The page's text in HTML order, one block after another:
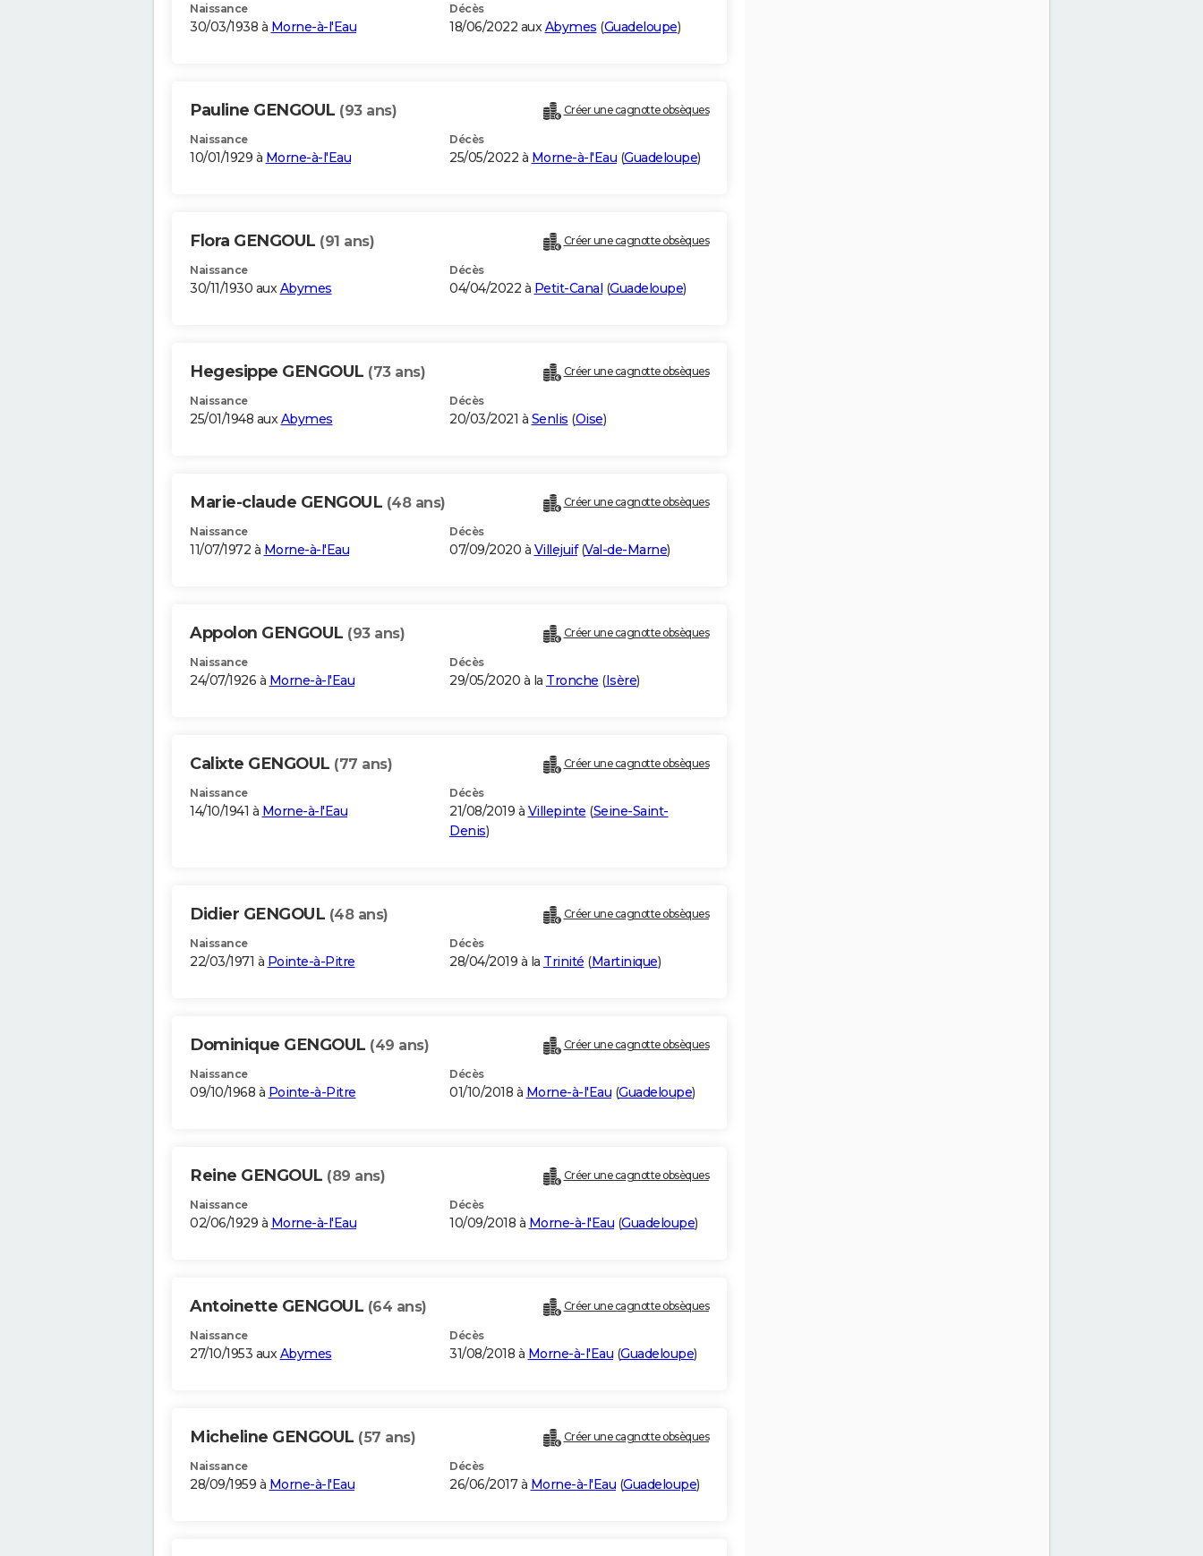
Naissance
30/03/1938 à Morne-à-l'Eau
Décès
18/06/2022 auxAbymes (Guadeloupe)
Pauline GENGOUL (93 ans) Créer une cagnotte obsèques
Naissance
10/01/1929 à Morne-à-l'Eau
Décès
25/05/2022 à Morne-à-l'Eau (Guadeloupe)
Flora GENGOUL (91 ans) Créer une cagnotte obsèques
Naissance
30/11/1930 auxAbymes
Décès
04/04/2022 à Petit-Canal (Guadeloupe)
Hegesippe GENGOUL (73 ans) Créer une cagnotte obsèques
Naissance
25/01/1948 auxAbymes
Décès
20/03/2021 à Senlis (Oise)
Marie-claude GENGOUL (48 ans) Créer une cagnotte obsèques
Naissance
11/07/1972 à Morne-à-l'Eau
Décès
07/09/2020 à Villejuif(Val-de-Marne)
Appolon GENGOUL (93 ans) Créer une cagnotte obsèques
Naissance
24/07/1926 à Morne-à-l'Eau
Décès
29/05/2020 à la Tronche (Isère)
Calixte GENGOUL (77 ans) Créer une cagnotte obsèques
Naissance
14/10/1941 à Morne-à-l'Eau
Décès
21/08/2019 à Villepinte (Seine-Saint-
Denis)
Didier GENGOUL (48 ans) Créer une cagnotte obsèques
Naissance
22/03/1971 à Pointe-à-Pitre
Décès
28/04/2019 à la Trinité (Martinique)
Dominique GENGOUL (49 ans) Créer une cagnotte obsèques
Naissance
09/10/1968 à Pointe-à-Pitre
Décès
01/10/2018 à Morne-à-l'Eau (Guadeloupe)
Reine GENGOUL (89 ans) Créer une cagnotte obsèques
Naissance
02/06/1929 à Morne-à-l'Eau
Décès
10/09/2018 à Morne-à-l'Eau (Guadeloupe)
Antoinette GENGOUL (64 ans) Créer une cagnotte obsèques
Naissance
27/10/1953 auxAbymes
Décès
31/08/2018 à Morne-à-l'Eau (Guadeloupe)
Micheline GENGOUL (57 ans) Créer une cagnotte obsèques
Naissance
28/09/1959 à Morne-à-l'Eau
Décès
26/06/2017 à Morne-à-l'Eau (Guadeloupe)